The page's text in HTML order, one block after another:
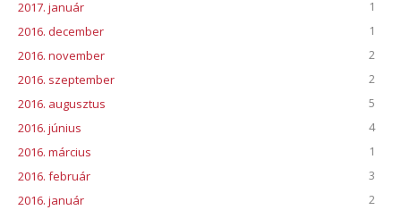
2017. január
1
2016. december
1
2016. november
2
2016. szeptember
2
2016. augusztus
5
2016. június
4
2016. március
1
2016. február
3
2016. január
2